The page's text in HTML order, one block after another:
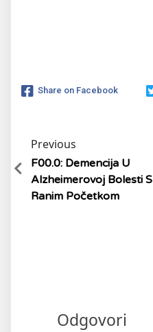
Share on Facebook
Previous
F00.0: Demencija U
Alzheimerovoj Bolesti S
Ranim Početkom
Odgovori